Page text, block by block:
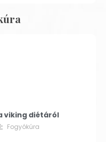
viking diétáról
Fogyókúra